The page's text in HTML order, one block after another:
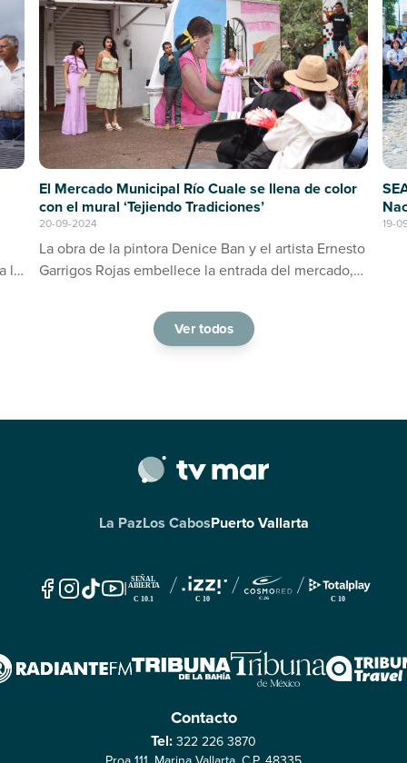
la
El Mercado Municipal Río Cuale se llena de color
con el mural ‘Tejiendo Tradiciones’
20-09-2024
La obra de la pintora Denice Ban y el artista Ernesto
Garrigos Rojas embellece la entrada del mercado,
19-
Ver todos
La PazLos CabosPuerto Vallarta
|
Contacto
Tel:322 226 3870